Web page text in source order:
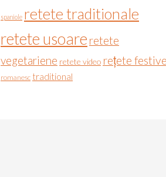
spaniole retete traditionale
retete usoare retete
vegetariene retete video rețete festive
romanesc traditional